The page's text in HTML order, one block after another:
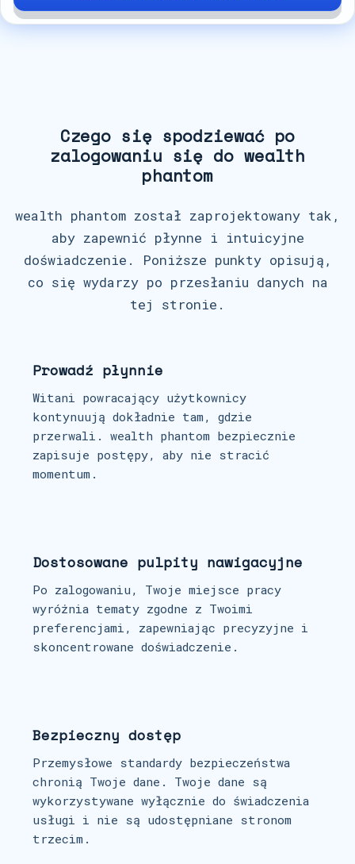
a
Czego się spodziewać po
zalogowaniu się do wealth
phantom
wealth phantom został zaprojektowany tak,
aby zapewnić płynne i intuicyjne
doświadczenie. Poniższe punkty opisują,
co się wydarzy po przesłaniu danych na
tej stronie.
Prowadź płynnie
Witani powracający użytkownicy
kontynuują dokładnie tam, gdzie
przerwali. wealth phantom bezpiecznie
zapisuje postępy, aby nie stracić
momentum.
Dostosowane pulpity nawigacyjne
Po zalogowaniu, Twoje miejsce pracy
wyróżnia tematy zgodne z Twoimi
preferencjami, zapewniając precyzyjne i
skoncentrowane doświadczenie.
Bezpieczny dostęp
Przemysłowe standardy bezpieczeństwa
chronią Twoje dane. Twoje dane są
wykorzystywane wyłącznie do świadczenia
usługi i nie są udostępniane stronom
trzecim.